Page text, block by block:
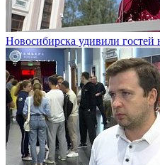
Новосибирска удивили